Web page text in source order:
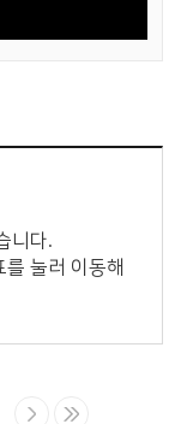
니다.
눌러 이동해